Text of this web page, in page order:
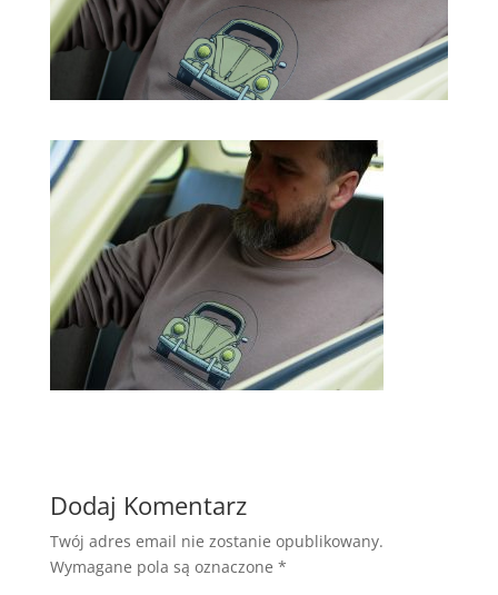
Dodaj Komentarz
Twój adres email nie zostanie opublikowany.
Wymagane pola są oznaczone *